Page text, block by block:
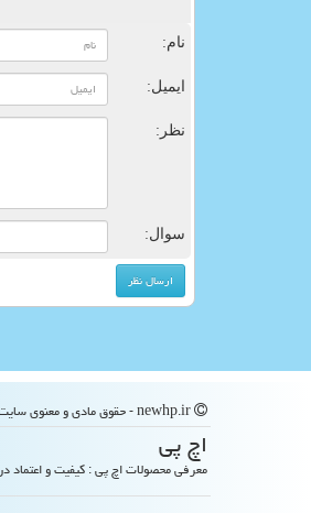
نام:
ایمیل:
نظر:
سوال:
اچ پی
معرفی محصولات اچ پی : کیفیت و اعتماد